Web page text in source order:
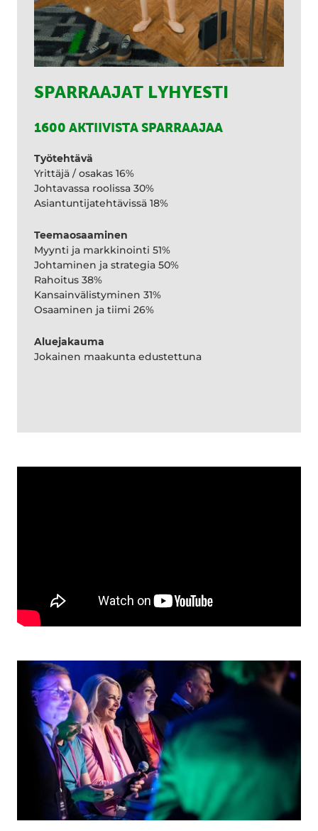
SPARRAAJAT LYHYESTI
1600 AKTIIVISTA SPARRAAJAA
Työtehtävä
Yrittäjä / osakas 16%
Johtavassa roolissa 30%
Asiantuntijatehtävissä 18%
Teemaosaaminen
Myynti ja markkinointi 51%
Johtaminen ja strategia 50%
Rahoitus 38%
Kansainvälistyminen 31%
Osaaminen ja tiimi 26%
Aluejakauma
Jokainen maakunta edustettuna